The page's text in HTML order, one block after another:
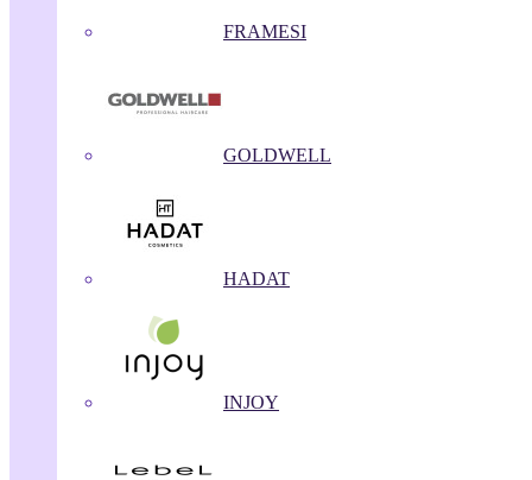
FRAMESI
GOLDWELL
HADAT
INJOY